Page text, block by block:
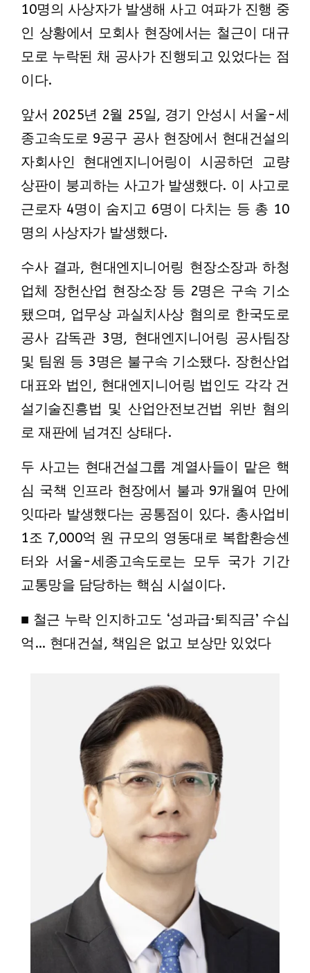
10명의 사상자가 발생해 사고 여파가 진행 중
인 상황에서 모회사 현장에서는 철근이 대규
모로 누락된 채 공사가 진행되고 있었다는 점
이다.
앞서 2025년 2월 25일, 경기 안성시 서울-세
종고속도로 9공구 공사 현장에서 현대건설의
자회사인 현대엔지니어링이 시공하던 교량
상판이 붕괴하는 사고가 발생했다. 이 사고로
근로자 4명이 숨지고 6명이 다치는 등 총 10
명의 사상자가 발생했다.
수사 결과, 현대엔지니어링 현장소장과 하청
업체 장헌산업 현장소장 등 2명은 구속 기소
됐으며, 업무상 과실치사상 혐의로 한국도로
공사 감독관 3명, 현대엔지니어링 공사팀장
및 팀원 등 3명은 불구속 기소됐다. 장헌산업
대표와 법인, 현대엔지니어링 법인도 각각 건
설기술진흥법 및 산업안전보건법 위반 혐의
로 재판에 넘겨진 상태다.
두 사고는 현대건설그룹 계열사들이 맡은 핵
심 국책 인프라 현장에서 불과 9개월여 만에
잇따라 발생했다는 공통점이 있다. 총사업비
1조 7,000억 원 규모의 영동대로 복합환승센
터와 서울-세종고속도로는 모두 국가 기간
교통망을 담당하는 핵심 시설이다.
■ 철근 누락 인지하고도 ‘성과급·퇴직금’ 수십
억… 현대건설, 책임은 없고 보상만 있었다